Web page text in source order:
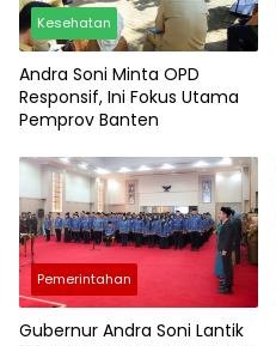
Kesehatan
Andra Soni Minta OPD
Responsif, Ini Fokus Utama
Pemprov Banten
Pemerintahan
Gubernur Andra Soni Lantik